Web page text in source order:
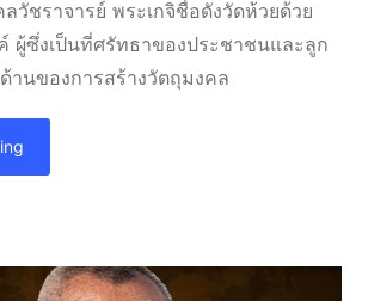
วัชราจารย์ พระเกจิชื่อดังวัดห้วยด้วย
ผู้ซึ่งเป็นที่ศรัทธาของประชาชนและลูก
านของการสร้างวัตถุมงคล